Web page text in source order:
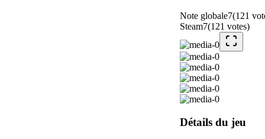
Note globale7(121
Steam7(121 votes)
Détails du jeu